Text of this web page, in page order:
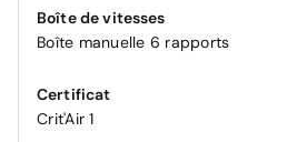
Boîte de vitesses
Boîte manuelle 6 rapports
Certificat
Crit'Air 1